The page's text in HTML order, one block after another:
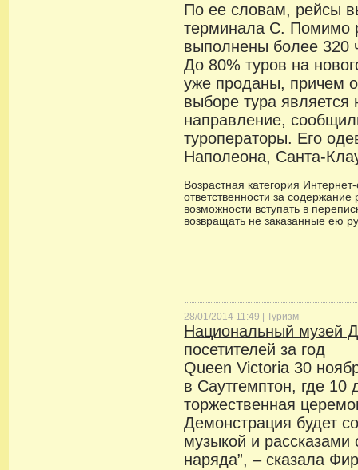
По ее словам, рейсы
терминала С. Помимо
выполнены более 320
До 80% туров на
уже проданы, причем
выборе тура является
направление,
туроператоры. Его
Наполеона, Санта-
Возрастная категория
ответственности за
возможности вступать в
возвращать не заказанные ею
28/01/2014 11:49 |Туризм
Национальный музей
посетителей за год
Queen Victoria 30
в Саутгемптон, где 10
торжественная
Демонстрация будет
музыкой и рассказами
наряда”, – сказала